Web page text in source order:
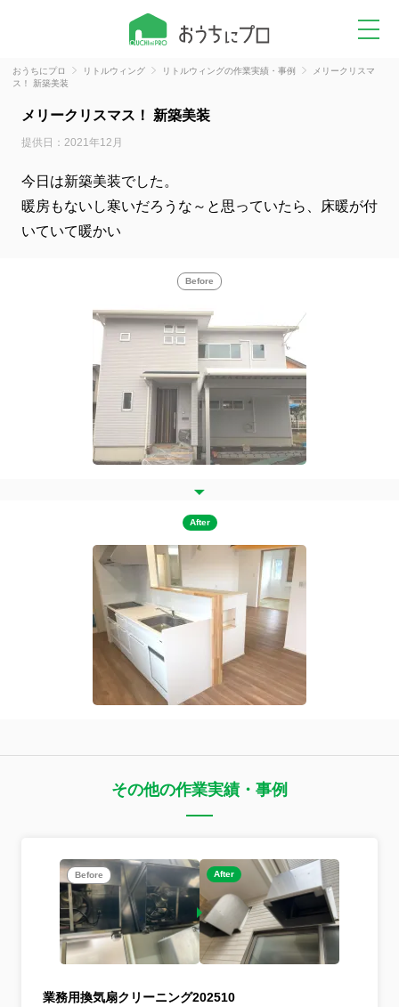
おうちにプロ リトルウィング リトルウィングの作業実績・事例
メリークリスマ
ス！ 新築美装
メリークリスマス！ 新築美装
提供日：2021年12月
今日は新築美装でした。
暖房もないし寒いだろうな～と思っていたら、床暖が付
いていて暖かい
Before
After
その他の作業実績・事例
Before After
業務用換気扇クリーニング202510